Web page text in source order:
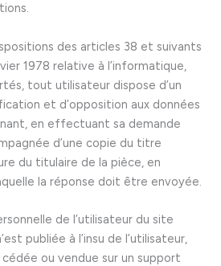
des articles 38 et suivants
1978 relative à l’informatique,
tout utilisateur dispose d’un
et d’opposition aux données
en effectuant sa demande
d’une copie du titre
du titulaire de la pièce, en
la réponse doit être envoyée.
de l’utilisateur du site
publiée à l’insu de l’utilisateur,
ou vendue sur un support